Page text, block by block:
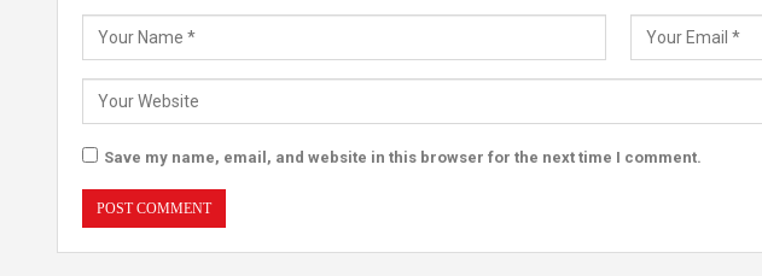
Save my name, email, and website in this browser for the next time I comment.